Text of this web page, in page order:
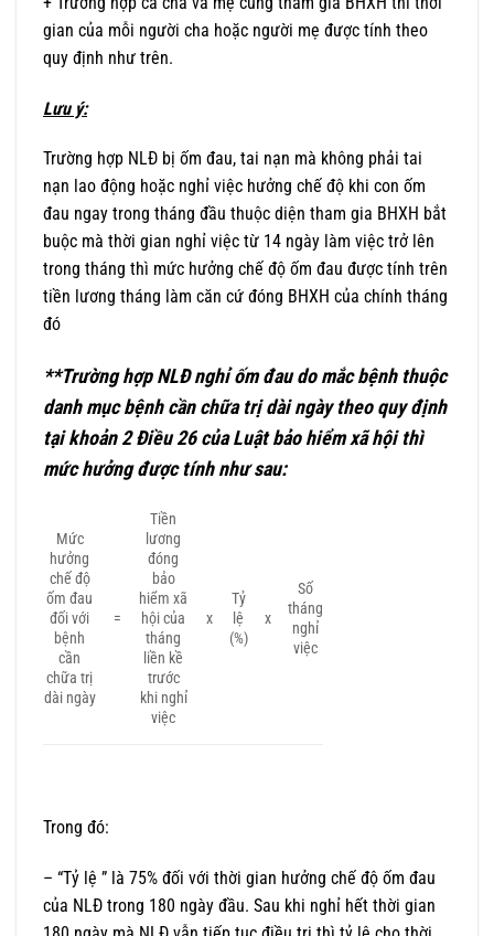
gian của mỗi người cha hoặc người mẹ được tính theo
quy định như trên.
Lưu ý:
Trường hợp NLĐ bị ốm đau, tai nạn mà không phải tai
nạn lao động hoặc nghỉ việc hưởng chế độ khi con ốm
đau ngay trong tháng đầu thuộc diện tham gia BHXH bắt
buộc mà thời gian nghỉ việc từ 14 ngày làm việc trở lên
trong tháng thì mức hưởng chế độ ốm đau được tính trên
tiền lương tháng làm căn cứ đóng BHXH của chính tháng
đó
**Trường hợp NLĐ nghỉ ốm đau do mắc bệnh thuộc
danh mục bệnh cần chữa trị dài ngày theo quy định
tại khoản 2 Điều 26 của Luật bảo hiểm xã hội thì
mức hưởng được tính như sau:
Mức
hưởng
chế độ
ốm đau
đối với
bệnh
cần
chữa trị
dài ngày
=
Tiền
lương
đóng
bảo
hiểm xã
hội của
tháng
liền kề
trước
khi nghỉ
việc
x
Tỷ
lệ
(%)
x
Số
tháng
nghỉ
việc
Trong đó:
– “Tỷ lệ ” là 75% đối với thời gian hưởng chế độ ốm đau
của NLĐ trong 180 ngày đầu. Sau khi nghỉ hết thời gian